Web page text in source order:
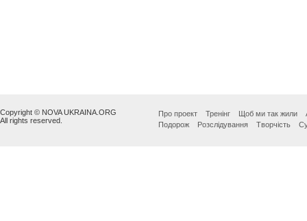
Copyright © NOVA UKRAINA.ORG
All rights reserved.
Про проект Тренінг Щоб ми так жили
Подорож
Розслідування Творчість